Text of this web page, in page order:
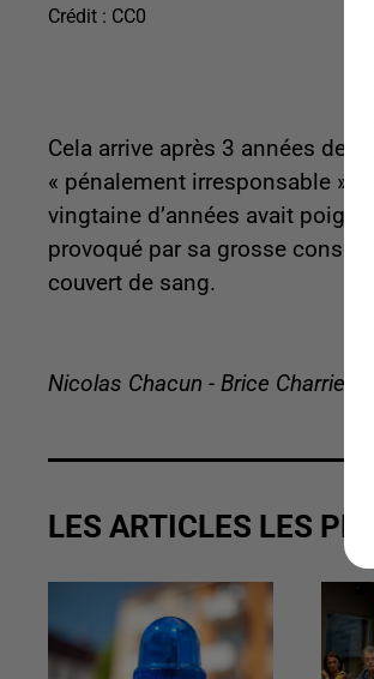
Crédit : CC0
Cela arrive après 3 années de
« pénalement irresponsable ».
vingtaine d’années avait
provoqué par sa grosse
couvert de sang.
Nicolas Chacun - Brice Charrier
LES ARTICLES LES